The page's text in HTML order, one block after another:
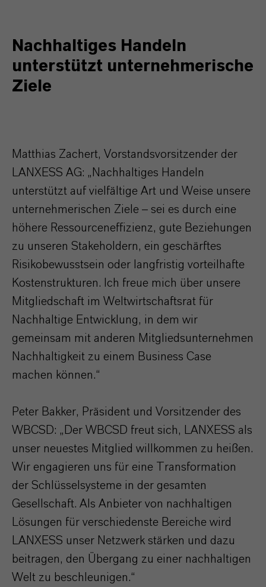
Nachhaltiges Handeln
unterstützt unternehmerische
Ziele
Matthias Zachert, Vorstandsvorsitzender der
LANXESS AG: „Nachhaltiges Handeln
unterstützt auf vielfältige Art und Weise unsere
unternehmerischen Ziele – sei es durch eine
höhere Ressourceneffizienz, gute Beziehungen
zu unseren Stakeholdern, ein geschärftes
Risikobewusstsein oder langfristig vorteilhafte
Kostenstrukturen. Ich freue mich über unsere
Mitgliedschaft im Weltwirtschaftsrat für
Nachhaltige Entwicklung, in dem wir
gemeinsam mit anderen Mitgliedsunternehmen
Nachhaltigkeit zu einem Business Case
machen können.“
Peter Bakker, Präsident und Vorsitzender des
WBCSD: „Der WBCSD freut sich, LANXESS als
unser neuestes Mitglied willkommen zu heißen.
Wir engagieren uns für eine Transformation
der Schlüsselsysteme in der gesamten
Gesellschaft. Als Anbieter von nachhaltigen
Lösungen für verschiedenste Bereiche wird
LANXESS unser Netzwerk stärken und dazu
beitragen, den Übergang zu einer nachhaltigen
Welt zu beschleunigen.“